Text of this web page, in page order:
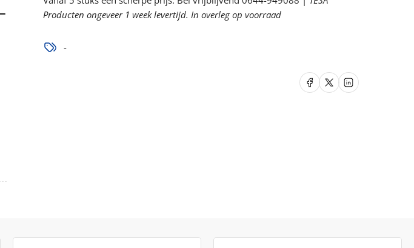
R
verlagen
R
Producten ongeveer 1 week levertijd. In overleg op voorraad
-
Delen op Facebook
Delen op X Delen op LinkedIn